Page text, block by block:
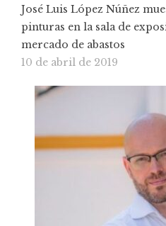
José Luis López Núñez
pinturas en la sala de
mercado de abastos
10 de abril de 2019